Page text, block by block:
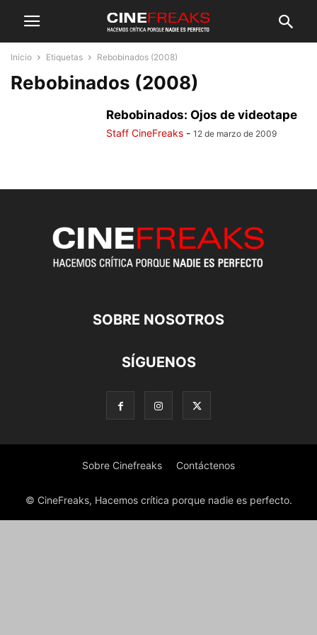
Inicio Etiquetas Rebobinados (2008)
Rebobinados (2008)
Rebobinados: Ojos de videotape
Staff CineFreaks - 12 de marzo de 2009
SOBRE NOSOTROS
SÍGUENOS
Sobre Cinefreaks Contáctenos
© CineFreaks, Hacemos crítica porque nadie es perfecto.